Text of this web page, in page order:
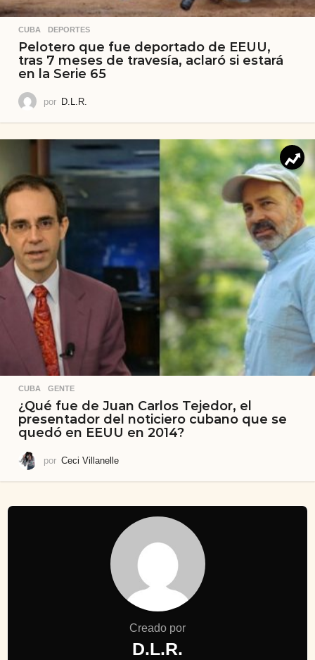
CUBA ,DEPORTES
Pelotero que fue deportado de EEUU,
tras 7 meses de travesía, aclaró si estará
en la Serie 65
por D.L.R.
CUBA ,GENTE
¿Qué fue de Juan Carlos Tejedor, el
presentador del noticiero cubano que se
quedó en EEUU en 2014?
por Ceci Villanelle
Creado por
D.L.R.